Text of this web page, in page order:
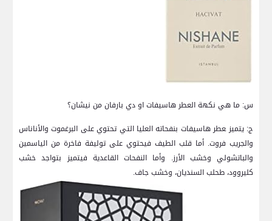
س: ما هي نكهة العطر هاسيفات او دي بارفان من نيشان؟
ج: يتميز ‍عطر هاسيفات بنفحاته العليا التي ⁤تحتوي على البرغموت والأناناس
والجريب فروت. ‌أما قلب الطيف فيحتوي على ‌توليفة فاخرة من الياسمين
والباتشولي وخشب⁤ الأرز. وأما النفحات ​القاعدية‍ فيتميز بتواجد‌ خشب
‌كليروود، طحلب ‌السنديان، وخشب ⁢جاف.